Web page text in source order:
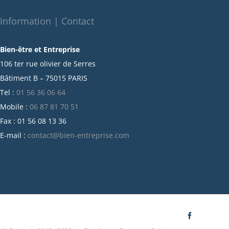
octobre 2021
juillet 2021
juin 2021
mai 2021
avril 2021
mars 2021
février 2021
janvier 2021
Information | Contact
Bien-être et Entreprise
106 ter rue olivier de Serres
Bâtiment B – 75015 PARIS
Tel : 01 56 36 06 64
Mobile : 06 87 81 70 51
Fax : 01 56 08 13 36
E-mail : contact@bien-entreprise.com
Facebook